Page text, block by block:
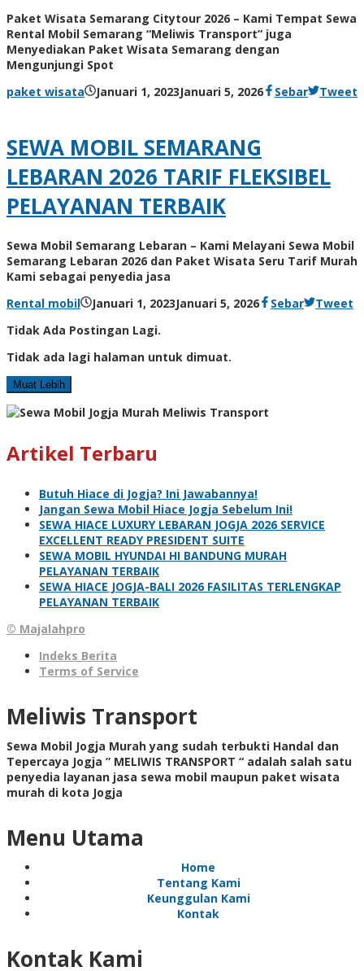
Paket Wisata Semarang Citytour 2026 – Kami Tempat Sewa
Rental Mobil Semarang “Meliwis Transport” juga
Menyediakan Paket Wisata Semarang dengan
Mengunjungi Spot
paket wisata
Januari 1, 2023Januari 5, 2026 Sebar Tweet
SEWA MOBIL SEMARANG
LEBARAN 2026 TARIF FLEKSIBEL
PELAYANAN TERBAIK
Sewa Mobil Semarang Lebaran – Kami Melayani Sewa Mobil
Semarang Lebaran 2026 dan Paket Wisata Seru Tarif Murah
Kami sebagai penyedia jasa
Rental mobil
Januari 1, 2023Januari 5, 2026 Sebar
Tweet
Tidak Ada Postingan Lagi.
Tidak ada lagi halaman untuk dimuat.
Muat Lebih
Artikel Terbaru
Butuh Hiace di Jogja? Ini Jawabannya!
Jangan Sewa Mobil Hiace Jogja Sebelum Ini!
SEWA HIACE LUXURY LEBARAN JOGJA 2026 SERVICE
EXCELLENT READY PRESIDENT SUITE
SEWA MOBIL HYUNDAI HI BANDUNG MURAH
PELAYANAN TERBAIK
SEWA HIACE JOGJA-BALI 2026 FASILITAS TERLENGKAP
PELAYANAN TERBAIK
© Majalahpro
Indeks Berita
Terms of Service
Meliwis Transport
Sewa Mobil Jogja Murah yang sudah terbukti Handal dan
Tepercaya Jogja ” MELIWIS TRANSPORT “ adalah salah satu
penyedia layanan jasa sewa mobil maupun paket wisata
murah di kota Jogja
Menu Utama
Home
Tentang Kami
Keunggulan Kami
Kontak
Kontak Kami